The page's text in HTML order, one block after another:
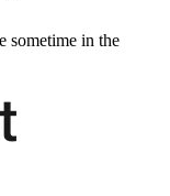
sometime in the